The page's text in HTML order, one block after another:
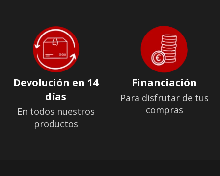
Devolución en 14
días
En todos nuestros
productos
Financiación
Para disfrutar de tus
compras